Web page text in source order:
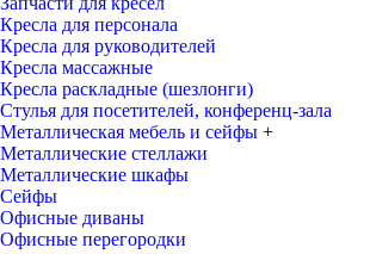
Кресла для персонала
Кресла для руководителей
Кресла массажные
Кресла раскладные (шезлонги)
Стулья для посетителей, конференц-зала
Металлическая мебель и сейфы +
Металлические стеллажи
Металлические шкафы
Сейфы
Офисные диваны
Офисные перегородки